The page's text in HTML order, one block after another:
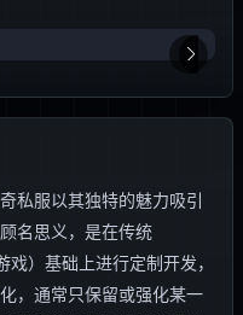
私服以其独特的魅力吸引
名思义，是在传统
）基础上进行定制开发，
，通常只保留或强化某一